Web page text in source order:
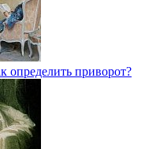
определить приворот?